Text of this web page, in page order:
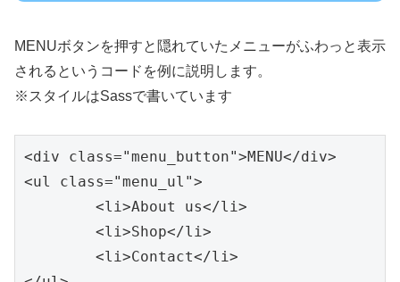
MENUボタンを押すと隠れていたメニューがふわっと表示
されるというコードを例に説明します。
※スタイルはSassで書いています
<div class="menu_button">MENU</div>
<ul class="menu_ul">